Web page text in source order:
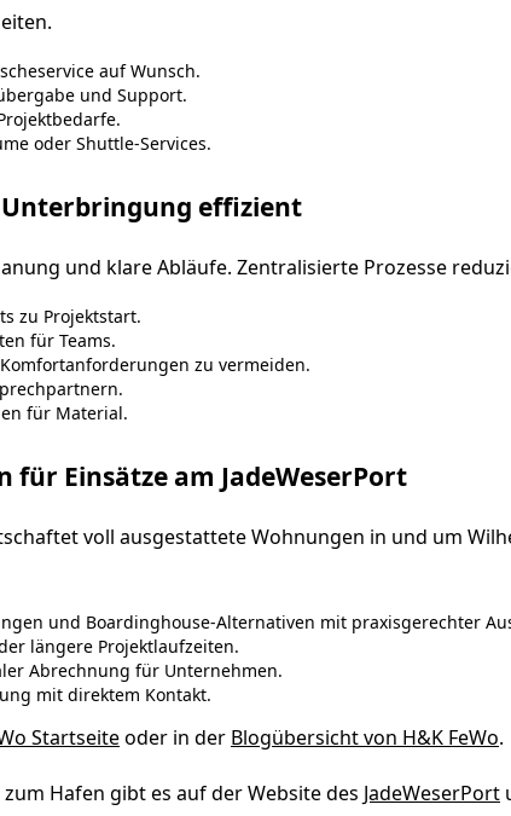
auf Wunsch.
und Support.
oder Shuttle-Services.
effizient
und klare Abläufe. Zentralisierte Prozesse
zu Projektstart.
für Teams.
zu vermeiden.
für Material.
für Einsätze am JadeWeserPort
voll ausgestattete Wohnungen in und um
und Boardinghouse-Alternativen mit praxisgerechter
längere Projektlaufzeiten.
Abrechnung für Unternehmen.
mit direktem Kontakt.
Startseiteoder in der Blogübersicht von H&K FeWo.
Hafen gibt es auf der Website des JadeWeserPort